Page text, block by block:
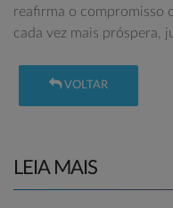
reafirma o compromisso
cada vez mais próspera,
VOLTAR
LEIA MAIS